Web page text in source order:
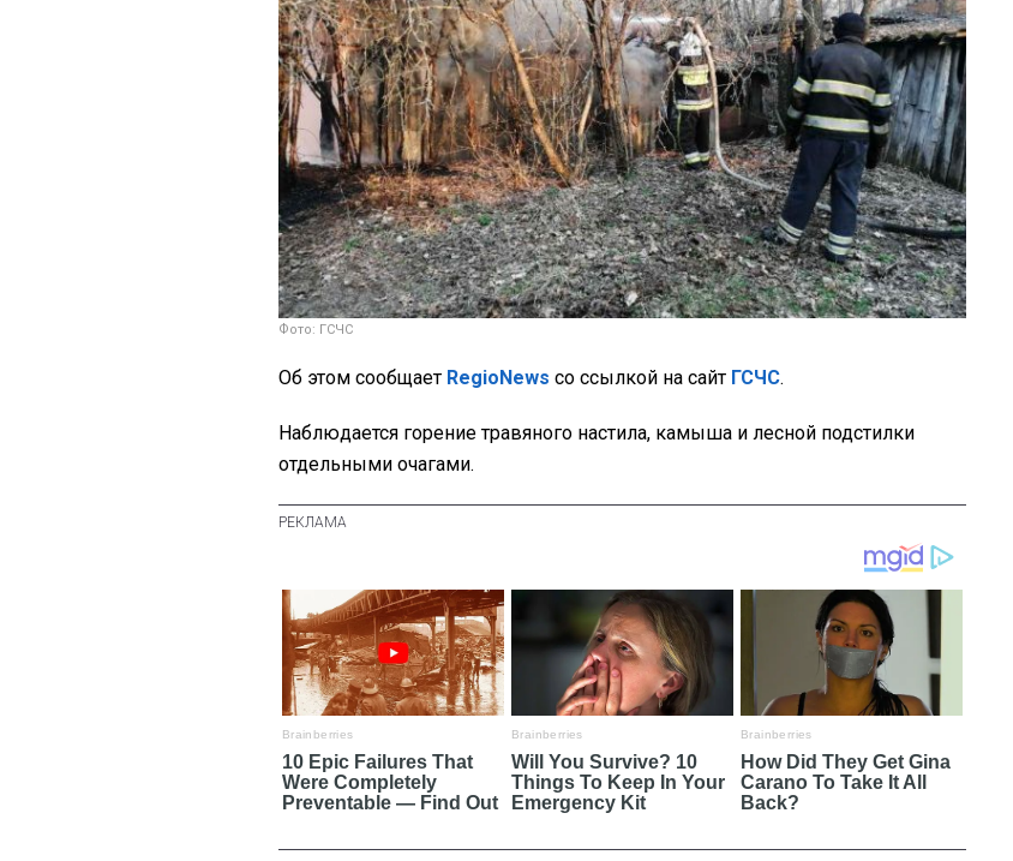
Фото: ГСЧС
Об этом сообщает RegioNews со ссылкой на сайт ГСЧС.
Наблюдается горение травяного настила, камыша и лесной подстилки
отдельными очагами.